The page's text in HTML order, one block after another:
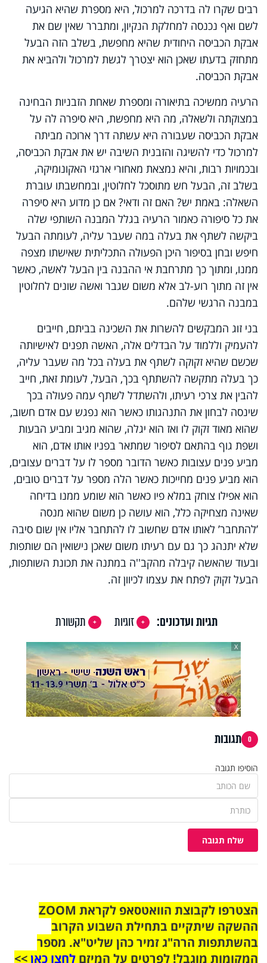
רבים שקרו לה בדרכה למרכול, היא מספרת שהיא הגיעה
לשם ואף נכנסה למחלקת הנקיון, ומתברר שאין שם את
אבקת הכביסה היחודית שהיא מחפשת, בשלב הזה הבעל
מתחזק בדעתו שאכן הוא יצטרך לגשת למרכול ולהביא את
אבקת הכביסה.
הרעיה ממשיכה בתיאורה ומספרת שאחת הזבניות הבחינה
במצוקתה ולשאלה, מה היא מחפשת, היא סיפרה לה על
אבקת הכביסה שעבורה היא עשתה דרך ארוכה מביתה
למרכול כדי להשיגה והזבנית השיבה יש את אבקת הכביסה,
ובכמויות רבות, והיא נמצאת מאחורי ארגזי האקונומיקה,
בשלב זה, הבעל חש מתוסכל לחלוטין, ובמחשבתו עוברת
השאלה: באמת יש? האם זה ודאי? אם כן מדוע היא סיפרה
את כל סיפורה כאמור הרעיה בגלל המבנה השותפי שלה
ביקשה לשתף את בעלה במה שעבר עליה, לעומתה הבעל
חיפש ובחן בסיפור היכן הפעולה התכליתית שאישתו מצפה
ממנו, ומתוך כך מתרחבת אי ההבנה בין הבעל לאשה, כאשר
אין זה מתוך רוע-לב אלא משום שגבר ואשה שונים לחלוטין
במבנה הרגשי שלהם.
בני זוג המבקשים להשרות את השכינה בביתם, חייבים
להעמיק וללמוד על הבדלים אלה, האשה תפנים לאישיותה
שכשם שהיא זקוקה לשתף את בעלה בכל מה שעבר עליה,
כך בעלה מתקשה להשתתף בכך, הבעל, לעומת זאת, חייב
להבין את צרכי רעיתו, ולהשתדל לשתף עמה פעולה בכך
שינסה לבחון את התנהגותו כאשר הוא נפגש עם אדם חשוב,
שהוא מאוד זקוק לו ואז הוא יגלה, שהוא מגיב ומביע הבעות
ושפת גוף בהתאם לסיפור שמתאר בפניו אותו אדם, הוא
מביע פנים עצובות כאשר הדובר מספר לו על דברים עצובים,
הוא מביע פנים מחייכות כאשר הלה מספר על דברים טובים,
הוא אפילו צוחק במלא פיו כאשר הוא שומע ממנו בדיחה
שאינה מצחיקה כלל, הוא עושה כן משום שהוא מנסה
’להתחבר’ לאותו אדם שחשוב לו להתחבר אליו אין שום סיבה
שלא יתנהג כך גם עם רעיתו משום שאכן נישואין הם שותפות
ובעוד שהאשה קיבלה מהקב''ה במתנה את תכונת השותפות,
הבעל זקוק לפתח את עצמו לכיוון זה.
תגיות ועדכונים: זוגיות תקשורת
X
0 תגובות
הוסיפו תגובה
שלח תגובה
הצטרפו לקבוצת הוואטסאפ לקראת ZOOM
ההשקה שיתקיים בתחילת השבוע הקרוב
בהשתתפות הרה"ג זמיר כהן שליט"א. מספר
המקומות מוגבל! לפרטים על המיזם לחצו כאן>>